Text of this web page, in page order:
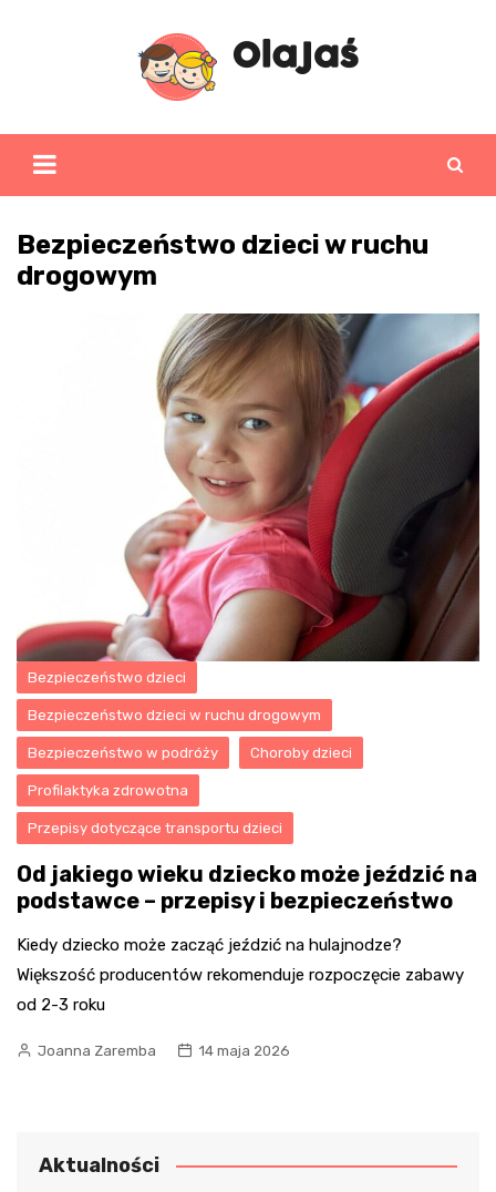
Bezpieczeństwo dzieci w ruchu
drogowym
Bezpieczeństwo dzieci
Bezpieczeństwo dzieci w ruchu drogowym
Bezpieczeństwo w podróży Choroby dzieci
Profilaktyka zdrowotna
Przepisy dotyczące transportu dzieci
Od jakiego wieku dziecko może jeździć na
podstawce – przepisy i bezpieczeństwo
Kiedy dziecko może zacząć jeździć na hulajnodze?
Większość producentów rekomenduje rozpoczęcie zabawy
od 2-3 roku
Joanna Zaremba 14 maja 2026
Aktualności